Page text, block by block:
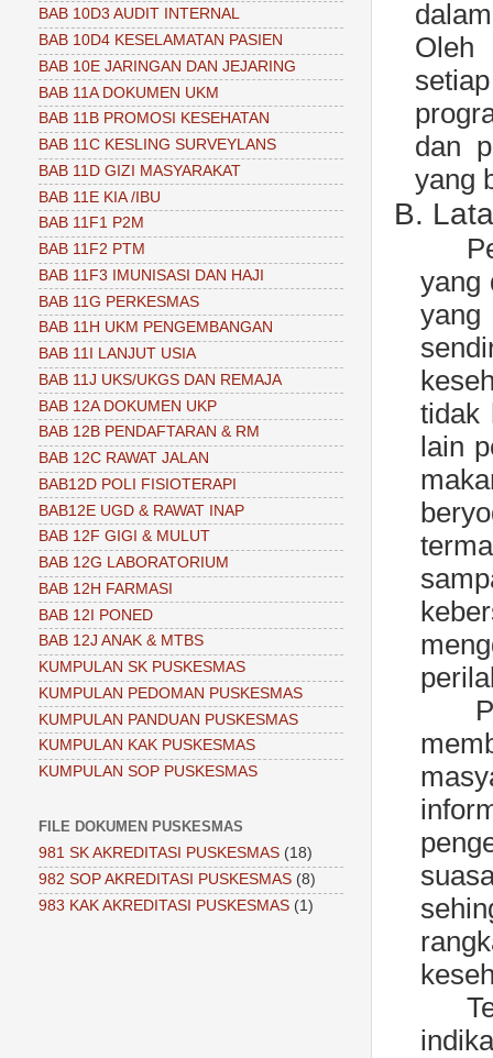
Oleh
dan
yang
B.
yang
yang
tidak
lain
BAB 10D3 AUDIT INTERNAL
BAB 10D4 KESELAMATAN PASIEN
BAB 10E JARINGAN DAN JEJARING
BAB 11A DOKUMEN UKM
BAB 11B PROMOSI KESEHATAN
BAB 11C KESLING SURVEYLANS
BAB 11D GIZI MASYARAKAT
BAB 11E KIA /IBU
BAB 11F1 P2M
BAB 11F2 PTM
BAB 11F3 IMUNISASI DAN HAJI
BAB 11G PERKESMAS
BAB 11H UKM PENGEMBANGAN
BAB 11I LANJUT USIA
BAB 11J UKS/UKGS DAN REMAJA
BAB 12A DOKUMEN UKP
BAB 12B PENDAFTARAN & RM
BAB 12C RAWAT JALAN
BAB12D POLI FISIOTERAPI
BAB12E UGD & RAWAT INAP
BAB 12F GIGI & MULUT
BAB 12G LABORATORIUM
BAB 12H FARMASI
BAB 12I PONED
BAB 12J ANAK & MTBS
KUMPULAN SK PUSKESMAS
KUMPULAN PEDOMAN PUSKESMAS
KUMPULAN PANDUAN PUSKESMAS
KUMPULAN KAK PUSKESMAS
KUMPULAN SOP PUSKESMAS
FILE DOKUMEN PUSKESMAS
981 SK AKREDITASI PUSKESMAS (18)
982 SOP AKREDITASI PUSKESMAS (8)
983 KAK AKREDITASI PUSKESMAS (1)